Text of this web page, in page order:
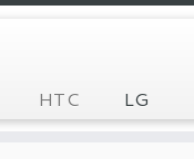
HTC LG